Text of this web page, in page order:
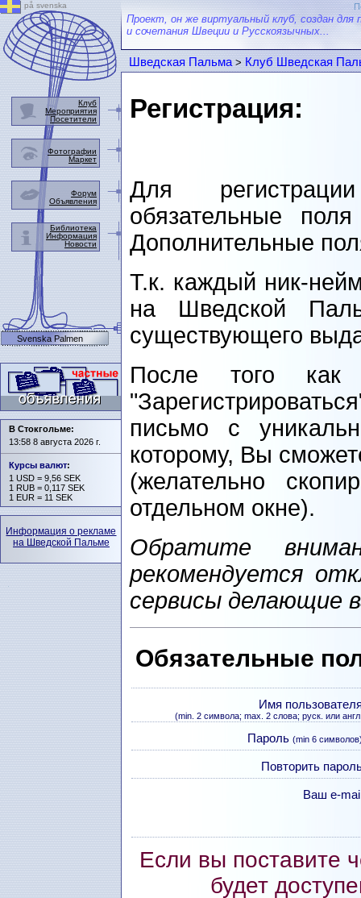
Проект, он же виртуальный клуб, создан для
и сочетания Швеции и Русскоязычных...
Шведская Пальма>Клуб Шведская
Регистрация:
Для
обязательные
Дополнительные
Т.к. каждый ник-
на Шведской
существующего
После того
письмо с
которому, Вы
(желательно
отдельном окне).
Обратите
рекомендуется
сервисы делающие
Обязательные
Имя
(min. 2 символа; max. 2 слова; руск. или
Пароль (min 6
Повторить
Ваш e-
Если вы поставите
будет
på svenska
Клуб
Мероприятия
Посетители
Фотографии
Маркет
Форум
Объявления
Библиотека
Информация
Новости
Svenska Palmen
В Стокгольме:
13:58 8 августа 2026 г.
Курсы валют:
1 USD = 9,56 SEK
1 RUB = 0,117 SEK
1 EUR = 11 SEK
Информация о рекламе
на Шведской Пальме